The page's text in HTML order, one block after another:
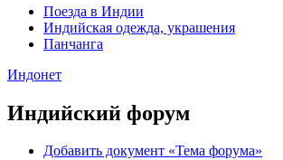
Поезда в Индии
Индийская одежда, украшения
Панчанга
Индонет
Индийский форум
Добавить документ «Тема форума»